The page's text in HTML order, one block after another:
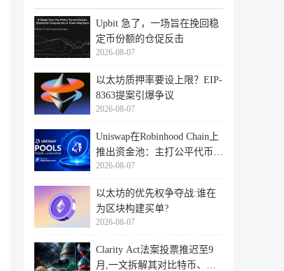
Upbit 急了，一场旨在挽回稳
定币份额的仓促反击
2026-08-07
以太坊质押率要设上限？EIP-
8363提案引爆争议
2026-08-07
Uniswap在Robinhood Chain上
推出资金池：主打公平代币发
行
2026-08-07
以太坊的优先权争夺战:谁在
为区块构建买单?
2026-08-07
Clarity Act法案投票推迟至9
月,一文拆解其对比特币、以